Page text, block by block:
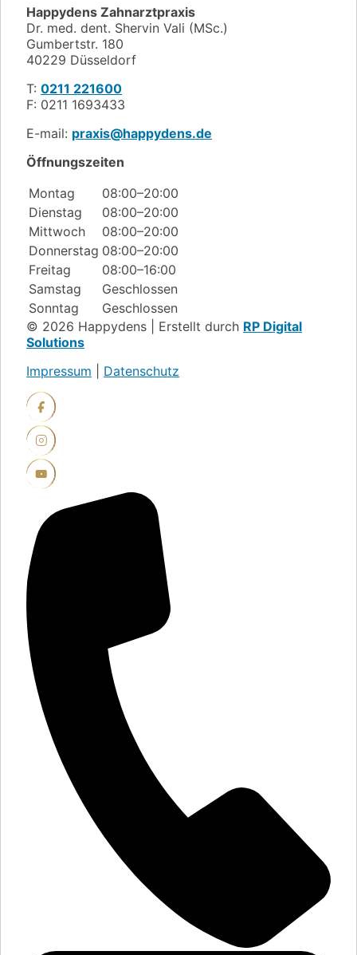
Happydens Zahnarztpraxis
Dr. med. dent. Shervin Vali (MSc.)
Gumbertstr. 180
40229 Düsseldorf
T: 0211 221600
F: 0211 1693433
E-mail: praxis@happydens.de
Öffnungszeiten
Montag
08:00–20:00
Dienstag
08:00–20:00
Mittwoch
08:00–20:00
Donnerstag 08:00–20:00
Freitag
08:00–16:00
Samstag
Geschlossen
Sonntag
Geschlossen
© 2026 Happydens | Erstellt durch RP Digital
Solutions
Impressum
Datenschutz